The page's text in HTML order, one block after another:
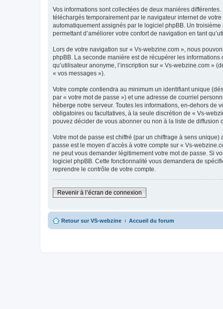
Vos informations sont collectées de deux manières
téléchargés temporairement par le navigateur internet de
automatiquement assignés par le logiciel phpBB. Un
permettant d’améliorer votre confort de navigation en tant
Lors de votre navigation sur « Vs-webzine.com », nous
phpBB. La seconde manière est de récupérer les
qu’utilisateur anonyme, l’inscription sur « Vs-webzine.com »
« vos messages »).
Votre compte contiendra au minimum un identifiant unique
par « votre mot de passe ») et une adresse de courriel
héberge notre serveur. Toutes les informations, en-dehors de
obligatoires ou facultatives, à la seule discrétion de « Vs-
pouvez décider de vous abonner ou non à la liste de
Votre mot de passe est chiffré (par un chiffrage à sens
passe est le moyen d’accès à votre compte sur « Vs-
ne peut vous demander légitimement votre mot de passe. Si
logiciel phpBB. Cette fonctionnalité vous demandera de
reprendre le contrôle de votre compte.
Revenir à l’écran de connexion
Retour sur VS-webzine Accueil du forum